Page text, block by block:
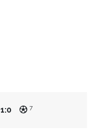
1:0 7